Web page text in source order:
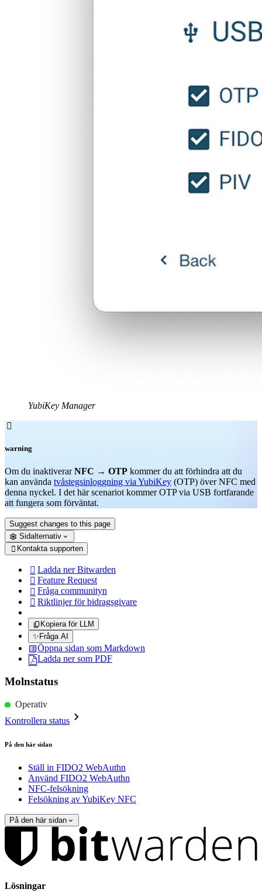
YubiKey Manager

warning
Om du inaktiverarNFC → OTP kommer du att förhindra att du
kan använda tvåstegsinloggning via YubiKey (OTP) över NFC med
denna nyckel. I det här scenariot kommer OTP via USB fortfarande
att fungera som förväntat.
Suggest changes to this page
Sidalternativ
 Kontakta supporten
 Ladda ner Bitwarden
 Feature Request
 Fråga communityn
 Riktlinjer för bidragsgivare
Kopiera för LLM
✨ Fråga AI
Öppna sidan som Markdown
Ladda ner som PDF
Molnstatus
Operativ
Kontrollera status
På den här sidan
Ställ in FIDO2 WebAuthn
Använd FIDO2 WebAuthn
NFC-felsökning
Felsökning av YubiKey NFC
På den här sidan
Lösningar